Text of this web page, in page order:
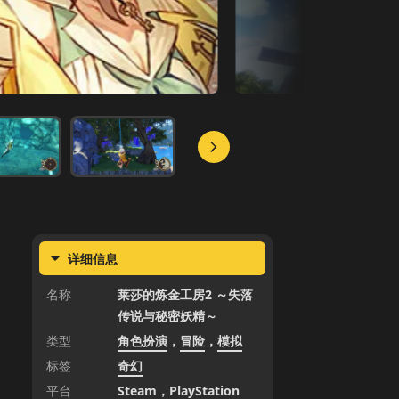
详细信息
名称
莱莎的炼金工房2 ～失落
传说与秘密妖精～
类型
角色扮演 ， 冒险 ，模拟
标签
奇幻
平台
Steam ， PlayStation